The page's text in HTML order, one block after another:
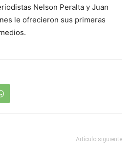
Nelson Peralta y Juan
le ofrecieron sus primeras
Artículo siguiente